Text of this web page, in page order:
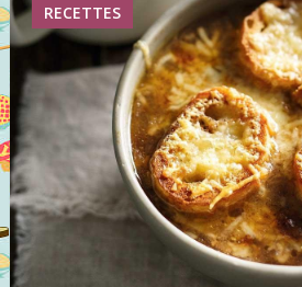
RECETTES